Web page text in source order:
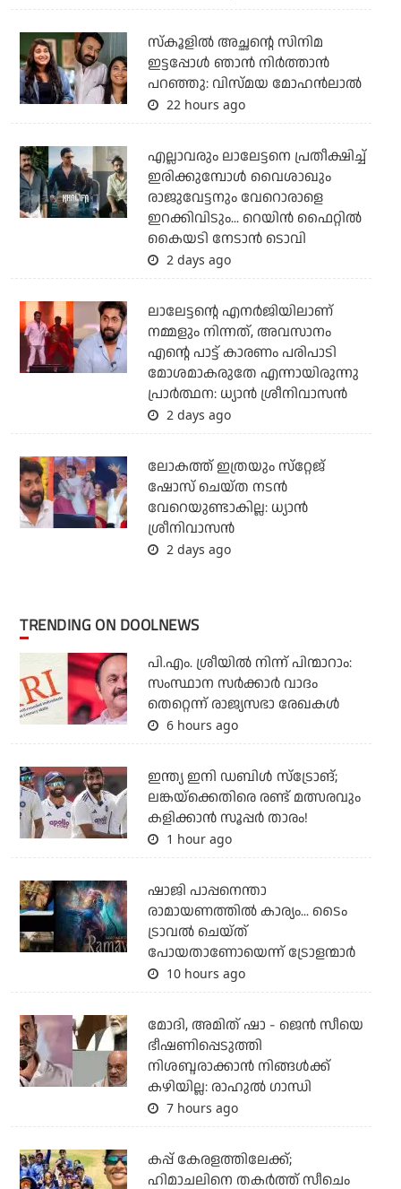
സ്കൂളിൽ അച്ഛന്റെ സിനിമ
ഇട്ടപ്പോൾ ഞാൻ നിർത്താൻ
പറഞ്ഞു: വിസ്മയ മോഹൻലാൽ
22 hours ago
എല്ലാവരും ലാലേട്ടനെ പ്രതീക്ഷിച്ച്
ഇരിക്കുമ്പോള്‍ വൈശാഖും
രാജുവേട്ടനും വേറൊരാളെ
ഇറക്കിവിടും... റെയിന്‍ ഫൈറ്റില്‍
കൈയടി നേടാന്‍ ടൊവി
2 days ago
ലാലേട്ടന്റെ എനര്‍ജിയിലാണ്
നമ്മളും നിന്നത്, അവസാനം
എന്റെ പാട്ട് കാരണം പരിപാടി
മോശമാകരുതേ എന്നായിരുന്നു
പ്രാര്‍ത്ഥന: ധ്യാന്‍ ശ്രീനിവാസന്‍
2 days ago
ലോകത്ത് ഇത്രയും സ്‌റ്റേജ്
ഷോസ് ചെയ്ത നടന്‍
വേറെയുണ്ടാകില്ല: ധ്യാന്‍
ശ്രീനിവാസന്‍
2 days ago
TRENDING ON DOOLNEWS
പി.എം. ശ്രീയില്‍ നിന്ന് പിന്മാറാം:
സംസ്ഥാന സര്‍ക്കാര്‍ വാദം
തെറ്റെന്ന് രാജ്യസഭാ രേഖകള്‍
6 hours ago
ഇന്ത്യ ഇനി ഡബിള്‍ സ്‌ട്രോങ്;
ലങ്കയ്‌ക്കെതിരെ രണ്ട് മത്സരവും
കളിക്കാന്‍ സൂപ്പര്‍ താരം!
1 hour ago
ഷാജി പാപ്പനെന്താ
രാമായണത്തില്‍ കാര്യം... ടൈം
ട്രാവല്‍ ചെയ്ത്
പോയതാണോയെന്ന് ട്രോളന്മാര്‍
10 hours ago
മോദി, അമിത് ഷാ - ജെന്‍ സീയെ
ഭീഷണിപ്പെടുത്തി
നിശബ്ദരാക്കാന്‍ നിങ്ങള്‍ക്ക്
കഴിയില്ല: രാഹുല്‍ ഗാന്ധി
7 hours ago
കപ്പ് കേരളത്തിലേക്ക്;
ഹിമാചലിനെ തകര്‍ത്ത് സീചെം